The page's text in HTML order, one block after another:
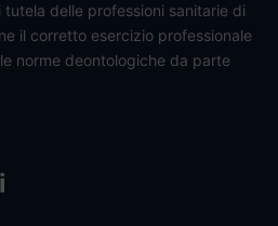
tutela delle professioni sanitarie di
il corretto esercizio professionale
norme deontologiche da parte